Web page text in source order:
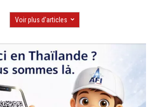
Voir plus d'articles